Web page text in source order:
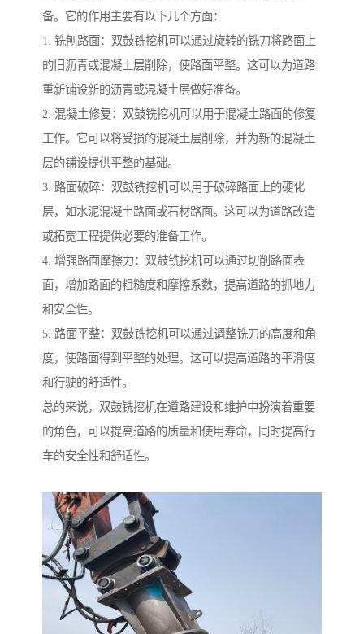
备。它的作用主要有以下几个方面：
1. 铣刨路面：双鼓铣挖机可以通过旋转的铣刀将路面上
的旧沥青或混凝土层削除，使路面平整。这可以为道路
重新铺设新的沥青或混凝土层做好准备。
2. 混凝土修复：双鼓铣挖机可以用于混凝土路面的修复
工作。它可以将受损的混凝土层削除，并为新的混凝土
层的铺设提供平整的基础。
3. 路面破碎：双鼓铣挖机可以用于破碎路面上的硬化
层，如水泥混凝土路面或石材路面。这可以为道路改造
或拓宽工程提供必要的准备工作。
4. 增强路面摩擦力：双鼓铣挖机可以通过切削路面表
面，增加路面的粗糙度和摩擦系数，提高道路的抓地力
和安全性。
5. 路面平整：双鼓铣挖机可以通过调整铣刀的高度和角
度，使路面得到平整的处理。这可以提高道路的平滑度
和行驶的舒适性。
总的来说，双鼓铣挖机在道路建设和维护中扮演着重要
的角色，可以提高道路的质量和使用寿命，同时提高行
车的安全性和舒适性。